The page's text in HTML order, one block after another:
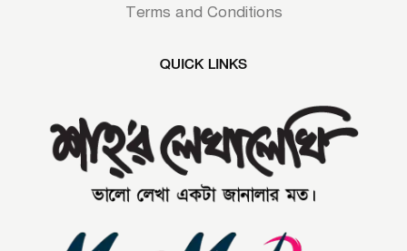
Terms and Conditions
QUICK LINKS